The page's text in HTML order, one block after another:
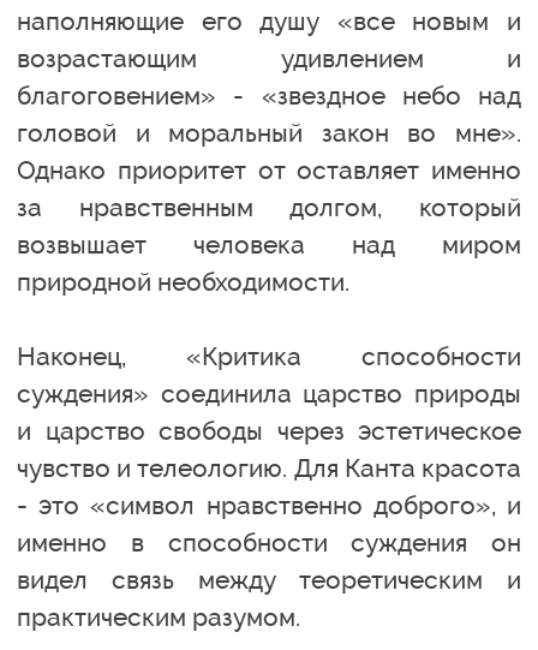
наполняющие его душу «все новым и
возрастающим удивлением и
благоговением» - «звездное небо над
головой и моральный закон во мне».
Однако приоритет от оставляет именно
за нравственным долгом, который
возвышает человека над миром
природной необходимости.
Наконец, «Критика способности
суждения» соединила царство природы
и царство свободы через эстетическое
чувство и телеологию. Для Канта красота
- это «символ нравственно доброго», и
именно в способности суждения он
видел связь между теоретическим и
практическим разумом.